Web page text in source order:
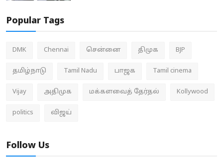
Popular Tags
DMK Chennai சென்னை திமுக BJP
தமிழ்நாடு Tamil Nadu பாஜக Tamil cinema
Vijay அதிமுக மக்களவைத் தேர்தல் Kollywood
politics விஜய்
Follow Us